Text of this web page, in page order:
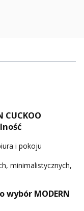
CUCKOO
i pokoju
minimalistycznych,
wybór MODERN